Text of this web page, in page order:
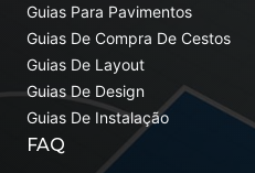
Guias Para Pavimentos
Guias De Compra De Cestos
Guias De Layout
Guias De Design
Guias De Instalação
FAQ